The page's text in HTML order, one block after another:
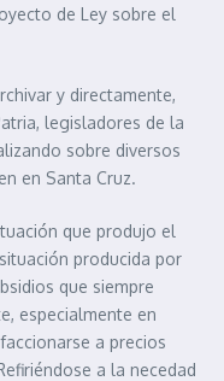
de Ley sobre el
y directamente,
legisladores de la
sobre diversos
en Santa Cruz.
que produjo el
producida por
que siempre
especialmente en
a precios
a la necedad